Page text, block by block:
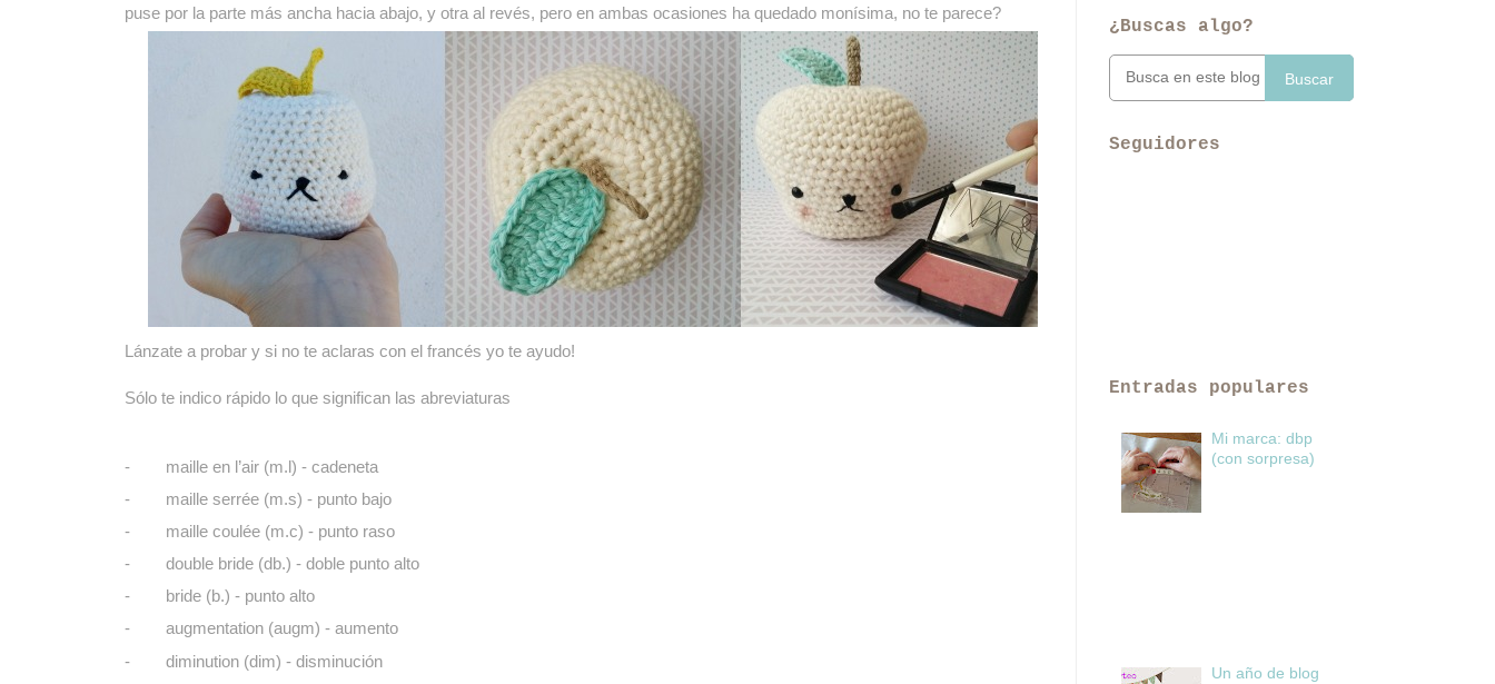
puse por la parte más ancha hacia abajo, y otra al revés, pero en ambas ocasiones ha quedado monísima, no te parece?
Lánzate a probar y si no te aclaras con el francés yo te ayudo!
Sólo te indico rápido lo que significan las abreviaturas
- maille en l’air (m.l) - cadeneta
- maille serrée (m.s) - punto bajo
- maille coulée (m.c) - punto raso
- double bride (db.) - doble punto alto
- bride (b.) - punto alto
- augmentation (augm) - aumento
- diminution (dim) - disminución
¿Buscas algo?
Buscar
Seguidores
Entradas populares
Mi marca: dbp
(con sorpresa)
Un año de blog